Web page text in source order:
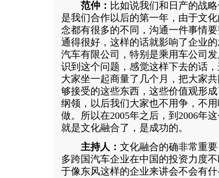
范仲： 比如说我们和日产的战
是我们合作以后的第一年，由于文
念都有很多的不同，沟通一件事情
通得很好，这样的话就影响了企业
汽车有限公司，特别是乘用车公司
识到这个问题，感觉这样下去的话
大家坐一起商量了几个月，把大家
够接受的这些东西，这些价值观形
纲领，以后我们大家也不用争，不
做。所以在2005年之后，到2006年
就是文化融合了，是成功的。
主持人： 文化融合的确非常重
多跨国汽车企业在中国的投资力度
于像东风这样的企业来讲会不会有